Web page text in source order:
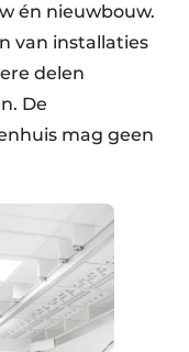
én nieuwbouw.
van installaties
delen
De
mag geen